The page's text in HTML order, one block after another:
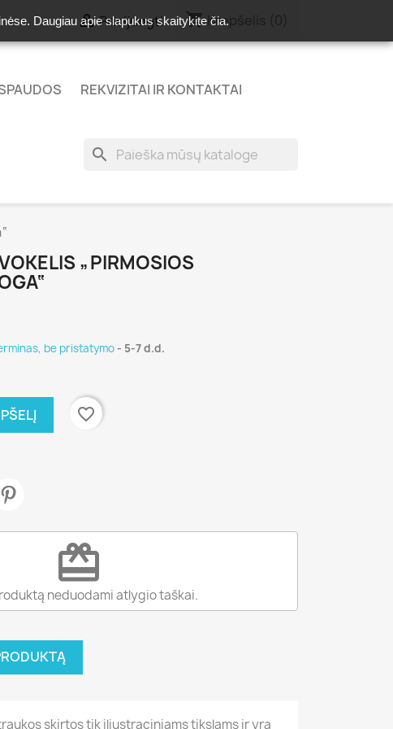
Prisijungti shopping_cartKrepšelis (0)
REKVIZITAI IR KONTAKTAI
search
„PIRMOSIOS
be pristatymo- 5-7 d.d.
favorite_border
redeem
neduodami atlygio taškai.
skirtos tik iliustraciniams tikslams ir yra
Daugiau apie slapukus skaitykitečia.